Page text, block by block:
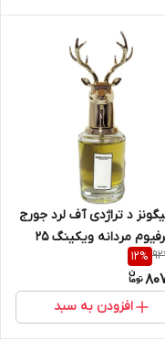
د تراژدی آف لرد جورج
ادو پرفیوم مردانه ویکینگ 25
12%
افزودن به سبد